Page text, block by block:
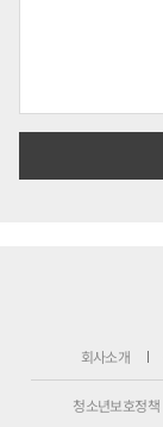
회사소개
청소년보호정책